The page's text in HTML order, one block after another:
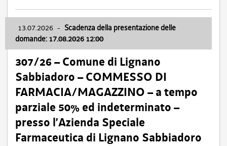
13.07.2026 - Scadenza della presentazione delle
domande: 17.08.2026 12:00
307/26 – Comune di Lignano
Sabbiadoro – COMMESSO DI
FARMACIA/MAGAZZINO – a tempo
parziale 50% ed indeterminato –
presso l’Azienda Speciale
Farmaceutica di Lignano Sabbiadoro